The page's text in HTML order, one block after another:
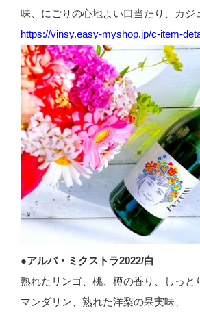
味、にごりの心地よい口当たり、カジ
https://vinsy.easy-myshop.jp/c-item-
●アルバ・ミクストラ2022/白
熟れたリンゴ、桃、樽の香り、しっと
マンダリン、熟れた洋梨の果実味、